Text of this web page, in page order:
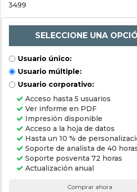
3499
SELECCIONE UNA
Usuario único:
Usuario múltiple:
Usuario corporativo:
Acceso hasta 5 usuarios
Ver informe en PDF
Impresión disponible
Acceso a la hoja de datos
Hasta un 10 % de
Soporte de analista de 40
Soporte posventa 72 horas
Actualización anual
Comprar ahora